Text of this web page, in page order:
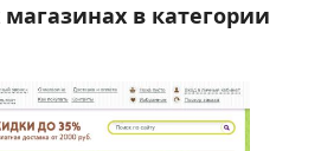
в категории